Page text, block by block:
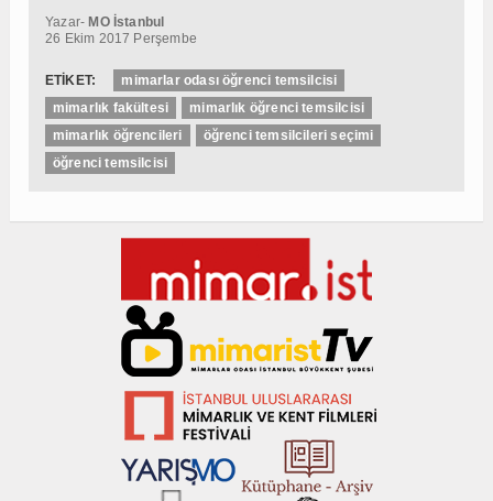
Yazar- MO İstanbul
26 Ekim 2017 Perşembe
ETİKET:
mimarlar odası öğrenci temsilcisi
mimarlık fakültesi
mimarlık öğrenci temsilcisi
mimarlık öğrencileri
öğrenci temsilcileri seçimi
öğrenci temsilcisi